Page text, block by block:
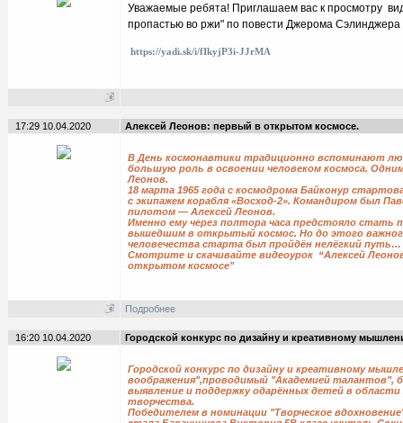
Уважаемые ребята! Приглашаем вас к просмотру
пропастью во ржи" по повести Джерома Сэлинджера
https://yadi.sk/i/fIkyjP3i-JJrMA
17:29 10.04.2020 Алексей Леонов: первый в открытом космосе.
В День космонавтики традиционно вспоминают
большую роль в освоении человеком космоса.
Леонов.
18 марта 1965 года с космодрома Байконур
с экипажем корабля «Восход-2». Командиром был
пилотом — Алексей Леонов.
Именно ему через полтора часа предстояло стать
вышедшим в открытый космос. Но до этого
человечества старта был пройдён нелёгкий путь…
Смотрите и скачивайте видеоурок “Алексей
открытом космосе"
Подробнее
16:20 10.04.2020 Городской конкурс по дизайну и креативному
Городской конкурс по дизайну и креативному
воображения",проводимый "Академией талантов",
выявление и поддержку одарённых детей в
творчества.
Победителем в номинации "Творческое